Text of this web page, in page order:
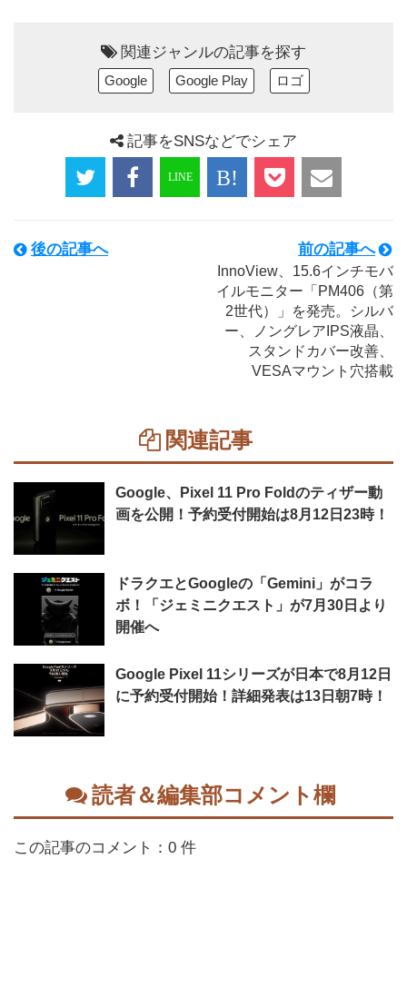
関連ジャンルの記事を探す
Google Google Play ロゴ
記事をSNSなどでシェア
後の記事へ 前の記事へ
InnoView、15.6インチモバ
イルモニター「PM406（第
2世代）」を発売。シルバ
ー、ノングレアIPS液晶、
スタンドカバー改善、
VESAマウント穴搭載
関連記事
Google、Pixel 11 Pro Foldのティザー動
画を公開！予約受付開始は8月12日23時！
ドラクエとGoogleの「Gemini」がコラ
ボ！「ジェミニクエスト」が7月30日より
開催へ
Google Pixel 11シリーズが日本で8月12日
に予約受付開始！詳細発表は13日朝7時！
読者＆編集部コメント欄
この記事のコメント：0 件